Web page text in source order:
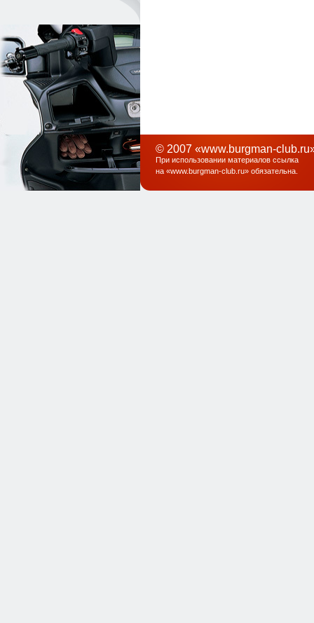
© 2007 «www.burgman-
При использовании материалов ссылка
на «www.burgman-club.ru» обязательна